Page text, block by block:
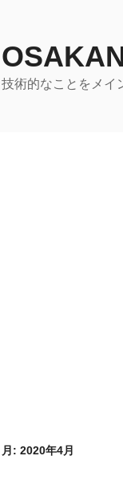
技術的なことをメイ
月: 2020年4月